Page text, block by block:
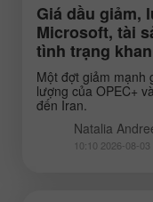
Giá dầu giảm,
Microsoft, tài
tình trạng
Một đợt giảm mạnh
lượng của OPEC+
đến Iran.
Natalia
10:10 2026-08-